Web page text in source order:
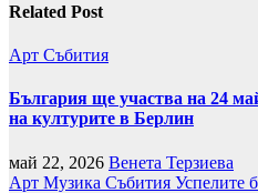
Related Post
Арт Събития
България ще участва на 24
на културите в Берлин
май 22, 2026 Венета Терзиева
Арт Музика Събития Успелите